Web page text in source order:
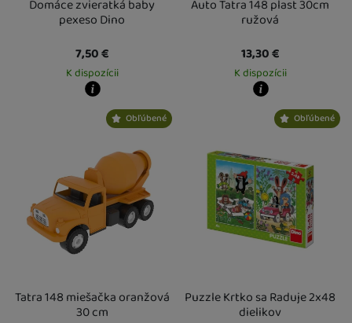
Domáce zvieratká baby
pexeso Dino
7,50€
K dispozícii
Kdy zboží dostanete?
Osobný odber vo výdajnom mieste
Auto Tatra 148 plast 30cm
ružová
13,30€
K dispozícii
Kdy zboží dostanete?
Osobný odber vo výdajnom mieste
Obľúbené
Tatra 148 miešačka oranžová
30 cm
Obľúbené
Puzzle Krtko sa Raduje 2x48
dielikov